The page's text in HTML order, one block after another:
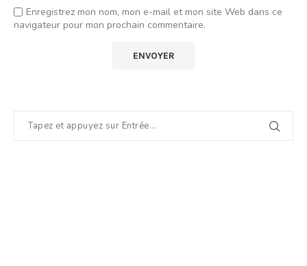
Enregistrez mon nom, mon e-mail et mon site Web dans ce
navigateur pour mon prochain commentaire.